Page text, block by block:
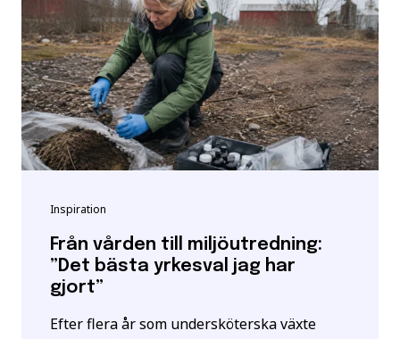
Inspiration
Från vården till miljöutredning:
”Det bästa yrkesval jag har
gjort”
Efter flera år som undersköterska växte